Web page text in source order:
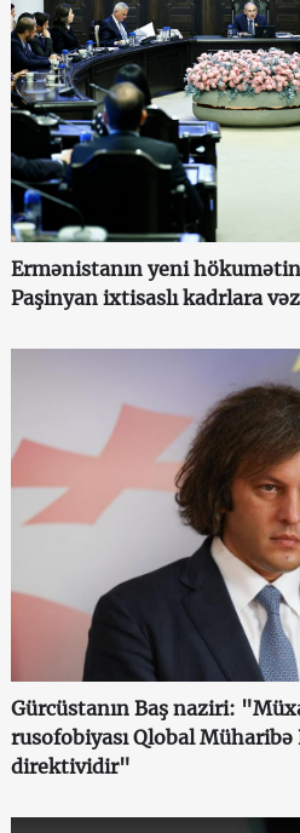
Ermənistanın yeni
Paşinyan ixtisaslı kadrlara
Gürcüstanın Baş naziri:
rusofobiyası Qlobal Müharibə
direktividir"